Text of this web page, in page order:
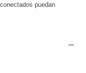
puedan